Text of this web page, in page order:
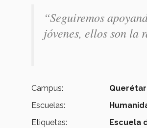
“Seguiremos
jóvenes, ellos son la
Campus:
Escuelas:
Etiquetas:
Escuela